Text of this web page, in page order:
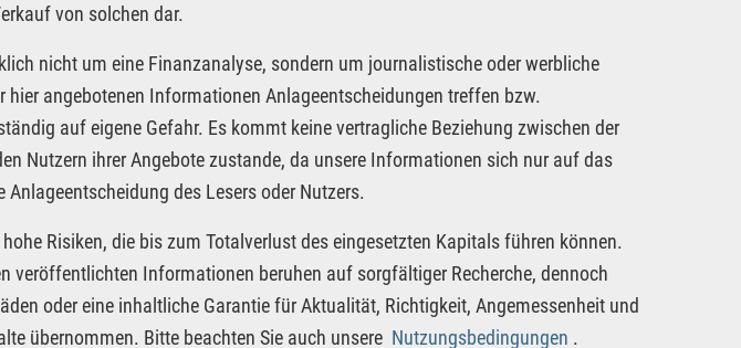
von solchen dar.
nicht um eine Finanzanalyse, sondern um journalistische oder werbliche
hier angebotenen Informationen Anlageentscheidungen treffen bzw.
auf eigene Gefahr. Es kommt keine vertragliche Beziehung zwischen der
Nutzern ihrer Angebote zustande, da unsere Informationen sich nur auf das
des Lesers oder Nutzers.
Risiken, die bis zum Totalverlust des eingesetzten Kapitals führen können.
veröffentlichten Informationen beruhen auf sorgfältiger Recherche, dennoch
oder eine inhaltliche Garantie für Aktualität, Richtigkeit, Angemessenheit und
übernommen. Bitte beachten Sie auch unsere Nutzungsbedingungen .